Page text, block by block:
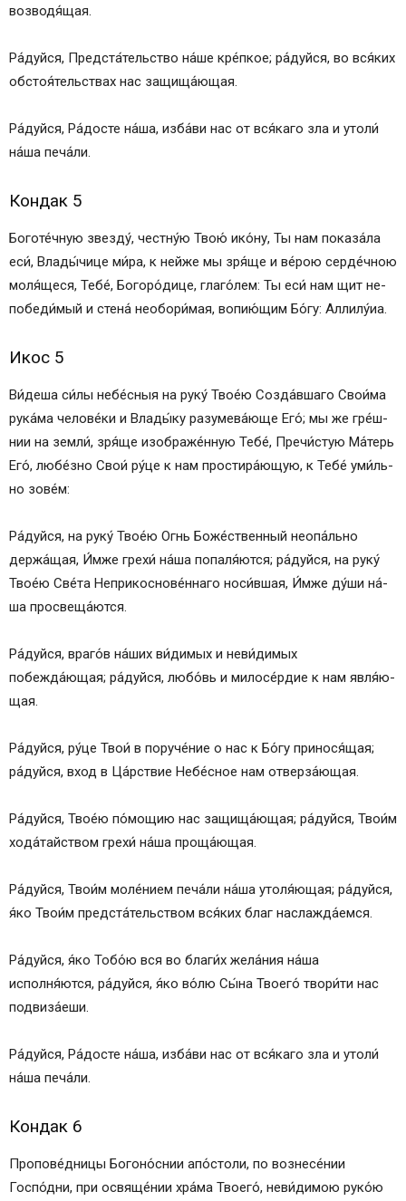
возводя́щая.
Ра́­дуй­ся, Предста́тельство на́­ше кре́п­кое; ра́­дуй­ся, во вся́­ких
обстоя́тельствах нас защища́ющая.
Ра́­дуй­ся, Ра́­дос­те на́­ша, из­ба́­ви нас от вся́­ка­го зла и утоли́
на́­ша пе­ча́­ли.
Кондак 5
Боготе́чную звезду́, чест­ну́ю Твою́ ико́­ну, Ты нам показа́ла
еси́, Вла­ды́­чи­це ми́­ра, к ней­же мы зря́ще и ве́­рою серде́чною
мо­ля́­ще­ся, Те­бе́, Бо­го­ро́­ди­це, гла­го́­лем: Ты еси́ нам щит не­
по­бе­ди́­мый и сте­на́ не­обо­ри́­мая, во­пию́­щим Бо́­гу: Алли­лу́иа.
Икос 5
Ви́деша си́­лы не­бе́с­ныя на ру­ку́ Твое́ю Со­зда́в­ша­го Свои́ма
рука́ма че­ло­ве́­ки и Вла­ды́­ку разумева́юще Его́; мы же гре́ш­
нии на зем­ли́, зря́ще изображе́нную Те­бе́, Пречи́стую Ма́­терь
Его́, лю­бе́з­но Свои́ ру́­це к нам простира́ющую, к Те­бе́ уми́ль­
но зо­ве́м:
Ра́­дуй­ся, на ру­ку́ Твое́ю Огнь Бо­же́ст­вен­ный неопа́льно
держа́щая, И́м­же гре­хи́ на́­ша попаля́ются; ра́­дуй­ся, на ру­ку́
Твое́ю Све́­та Неприкоснове́ннаго носи́вшая, И́м­же ду́­ши на́­
ша просвеща́ются.
Ра́­дуй­ся, вра­го́в на́­ших ви́­ди­мых и не­ви́­ди­мых
побежда́ющая; ра́­дуй­ся, лю­бо́вь и ми­ло­се́р­дие к нам яв­ля́ю­
щая.
Ра́­дуй­ся, ру́­це Твои́ в поруче́ние о нас к Бо́­гу принося́щая;
ра́­дуй­ся, вход в Ца́рст­вие Не­бе́с­ное нам отверза́ющая.
Ра́­дуй­ся, Твое́ю по́­мо­щию нас защища́ющая; ра́­дуй­ся, Тво­и́м
хо­да́­тай­ством гре­хи́ на́­ша проща́ющая.
Ра́­дуй­ся, Тво­и́м мо­ле́­ни­ем пе­ча́­ли на́­ша утоля́ющая; ра́­дуй­ся,
я́ко Тво­и́м пред­ста́­тель­ством вся́­ких благ наслажда́емся.
Ра́­дуй­ся, я́ко То­бо́ю вся во бла­ги́х жела́ния на́­ша
исполня́ются, ра́­дуй­ся, я́ко во́лю Сы́­на Тво­его́ твори́ти нас
подвиза́еши.
Ра́­дуй­ся, Ра́­дос­те на́­ша, из­ба́­ви нас от вся́­ка­го зла и утоли́
на́­ша пе­ча́­ли.
Кондак 6
Пропове́дницы Богоно́снии апо́столи, по вознесе́нии
Госпо́дни, при освяще́нии хра́ма Твоего́, неви́димою ру­ко́ю